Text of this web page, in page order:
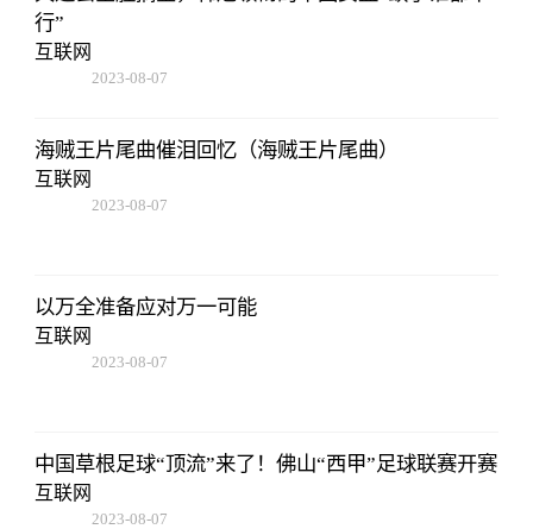
行”
互联网
2023-08-07
海贼王片尾曲催泪回忆（海贼王片尾曲）
互联网
2023-08-07
以万全准备应对万一可能
互联网
2023-08-07
中国草根足球“顶流”来了！佛山“西甲”足球联赛开赛
互联网
2023-08-07